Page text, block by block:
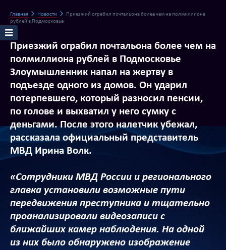
Главная Новости
Приезжий ограбил почтальона более чем на полмиллиона
рублей в Подмосковье
Приезжий ограбил почтальона более чем на
полмиллиона рублей в Подмосковье
Злоумышленник напал на жертву в
подъезде одного из домов. Он ударил
потерпевшего, который разносил пенсии,
по голове и выхватил у него сумку с
деньгами. После этого налетчик убежал,
рассказала официальный представитель
МВД Ирина Волк.
«Сотрудники МВД России и регионального
главка установили возможные пути
передвижения преступника и тщательно
проанализировали видеозаписи с
ближайших камер наблюдения. На одной
из них было обнаружено изображение